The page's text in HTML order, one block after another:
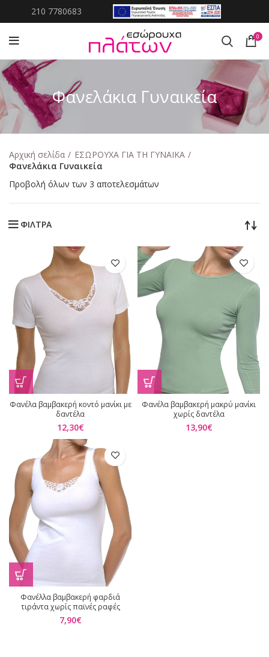
210 7780683
0
Φανελάκια Γυναικεία
Αρχική σελίδα
ΕΣΩΡΟΥΧΑ ΓΙΑ ΤΗ ΓΥΝΑΙΚΑ
Φανελάκια Γυναικεία
Προβολή όλων των 3 αποτελεσμάτων
ΦΙΛΤΡΑ
Φανέλα βαμβακερή κοντό μανίκι με
δαντέλα
12,30€
Φανέλα βαμβακερή μακρύ μανίκι
χωρίς δαντέλα
13,90€
Φανέλλα βαμβακερή φαρδιά
τιράντα χωρίς παϊνές ραφές
7,90€